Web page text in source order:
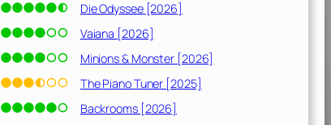
Die Odyssee [2026]
Vaiana [2026]
Minions & Monster [2026]
The Piano Tuner [2025]
Backrooms [2026]